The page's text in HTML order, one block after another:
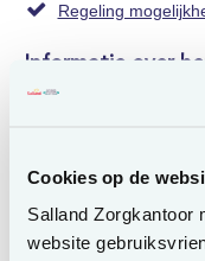
Cookies op de
Salland Zorgkantoor
website
Regeling
Informatie over
Alle informatie
Informatiebulletin
Andere handige
Zorg of hulp